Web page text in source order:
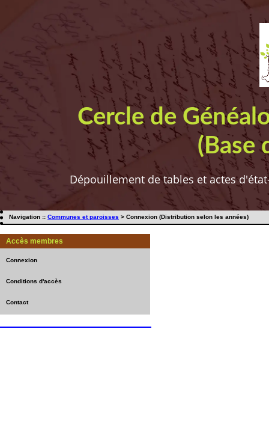
Cercle de
(Base
Dépouillement de tables et actes
Navigation :: Communes et paroisses > Connexion (Distribution selon les années)
Accès membres
Connexion
Conditions d'accès
Contact